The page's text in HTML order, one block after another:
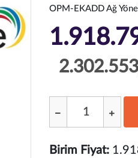
OPM-EKADD Ağ
Birim Fiyat: